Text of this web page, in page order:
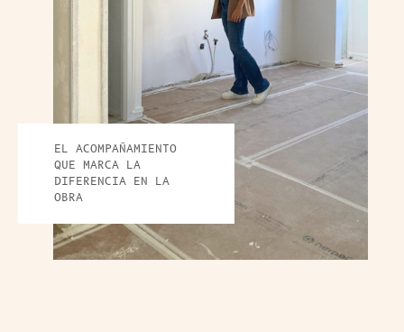
EL ACOMPAÑAMIENTO
QUE MARCA LA
DIFERENCIA EN LA
OBRA